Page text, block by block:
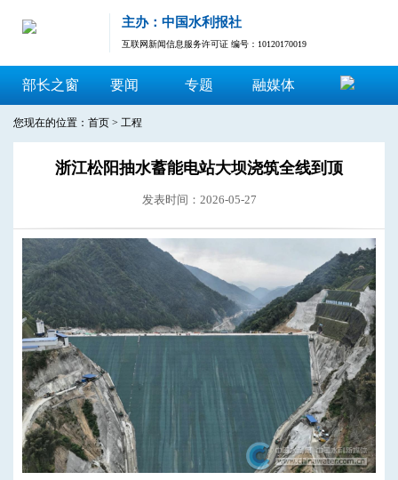
主办：中国水利报社
互联网新闻信息服务许可证 编号：10120170019
部长之窗 要闻 专题 融媒体
您现在的位置： 首页 > 工程
浙江松阳抽水蓄能电站大坝浇筑全线到顶
发表时间：2026-05-27